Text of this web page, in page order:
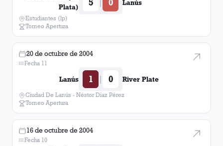
Plata)
5 | 0 Lanús
Estudiantes (lp)
Torneo Apertura
20 de octubre de 2004
Fecha 11
Lanús 1 | 0 River Plate
Ciudad De Lanús - Néstor Diaz Pérez
Torneo Apertura
16 de octubre de 2004
Fecha 10